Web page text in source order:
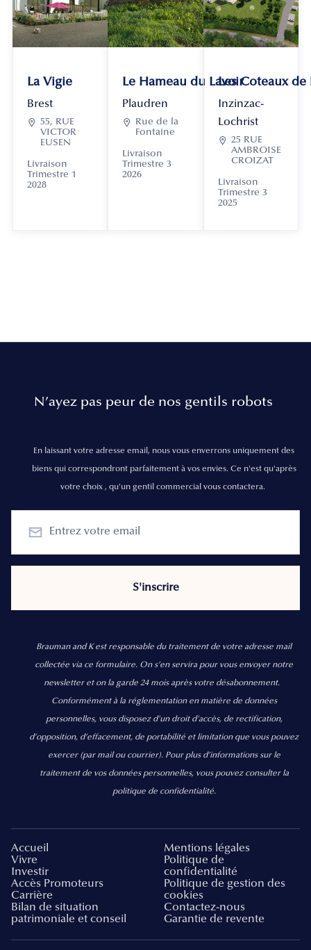
La Vigie
Brest
 55, RUE
VICTOR
EUSEN
Livraison
Trimestre 1
2028
Le Hameau du Lavoir
Plaudren

Rue de la
Fontaine
Livraison
Trimestre 3
2026
Les Coteaux
Inzinzac-
Lochrist
 25 RUE
AMBROISE
CROIZAT
Livraison
Trimestre 3
2025
N’ayez pas peur de nos gentils robots
En laissant votre adresse email, nous vous enverrons uniquement des
biens qui correspondront parfaitement à vos envies. Ce n'est qu'après
votre choix , qu'un gentil commercial vous contactera.
Brauman and K est responsable du traitement de votre adresse mail
collectée via ce formulaire. On s’en servira pour vous envoyer notre
newsletter et on la garde 24 mois après votre désabonnement.
Conformément à la réglementation en matière de données
personnelles, vous disposez d'un droit d'accès, de rectification,
d’opposition, d’effacement, de portabilité et limitation que vous pouvez
exercer (par mail ou courrier). Pour plus d’informations sur le
traitement de vos données personnelles, vous pouvez consulter la
politique de confidentialité.
Accueil
Vivre
Investir
Accès Promoteurs
Carrière
Bilan de situation
patrimoniale et conseil
Mentions légales
Politique de
confidentialité
Politique de gestion des
cookies
Contactez-nous
Garantie de revente